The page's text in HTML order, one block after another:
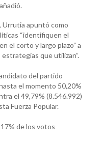
apuntó como
“identifiquen el
el corto y largo plazo” a
estrategias que utilizan”.
del partido
el momento 50,20%
el 49,79% (8.546.992)
Fuerza Popular.
de los votos